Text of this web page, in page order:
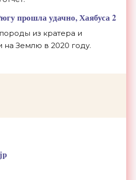
прошла удачно, Хаябуса 2
из кратера и
на Землю в 2020 году.